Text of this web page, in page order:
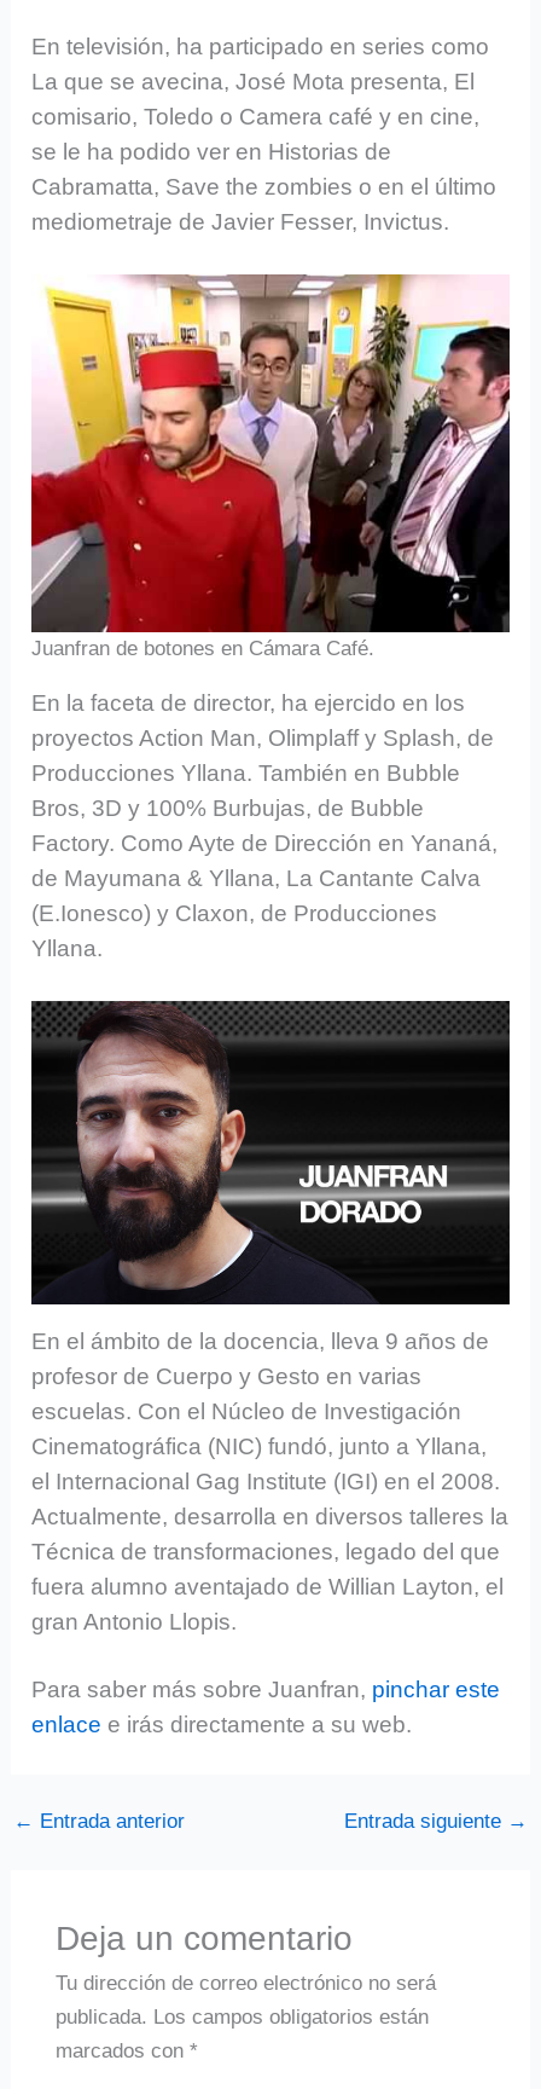
En televisión, ha participado en series como
La que se avecina, José Mota presenta, El
comisario, Toledo o Camera café y en cine,
se le ha podido ver en Historias de
Cabramatta, Save the zombies o en el último
mediometraje de Javier Fesser, Invictus.
Juanfran de botones en Cámara Café.
En la faceta de director, ha ejercido en los
proyectos Action Man, Olimplaff y Splash, de
Producciones Yllana. También en Bubble
Bros, 3D y 100% Burbujas, de Bubble
Factory. Como Ayte de Dirección en Yananá,
de Mayumana & Yllana, La Cantante Calva
(E.Ionesco) y Claxon, de Producciones
Yllana.
En el ámbito de la docencia, lleva 9 años de
profesor de Cuerpo y Gesto en varias
escuelas. Con el Núcleo de Investigación
Cinematográfica (NIC) fundó, junto a Yllana,
el Internacional Gag Institute (IGI) en el 2008.
Actualmente, desarrolla en diversos talleres la
Técnica de transformaciones, legado del que
fuera alumno aventajado de Willian Layton, el
gran Antonio Llopis.
Para saber más sobre Juanfran, pinchar este
enlace e irás directamente a su web.
← Entrada anterior Entrada siguiente →
Deja un comentario
Tu dirección de correo electrónico no será
publicada. Los campos obligatorios están
marcados con *